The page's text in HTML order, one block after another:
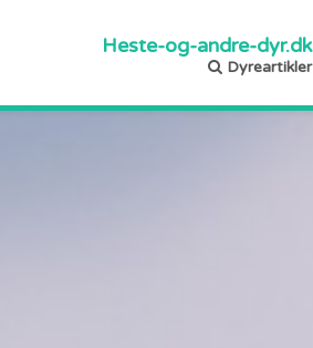
Heste-og-andre-dyr.dk
Dyreartikler